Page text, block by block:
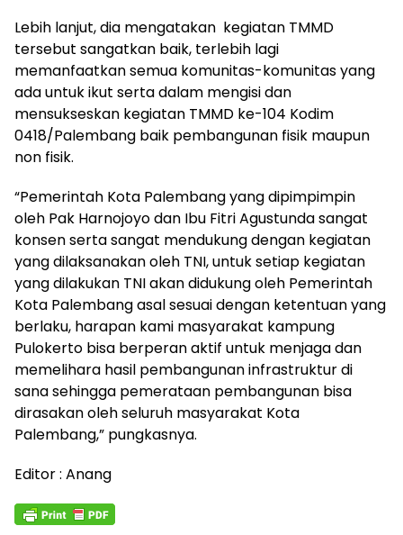
Lebih lanjut, dia mengatakan kegiatan TMMD
tersebut sangatkan baik, terlebih lagi
memanfaatkan semua komunitas-komunitas yang
ada untuk ikut serta dalam mengisi dan
mensukseskan kegiatan TMMD ke-104 Kodim
0418/Palembang baik pembangunan fisik maupun
non fisik.
“Pemerintah Kota Palembang yang dipimpimpin
oleh Pak Harnojoyo dan Ibu Fitri Agustunda sangat
konsen serta sangat mendukung dengan kegiatan
yang dilaksanakan oleh TNI, untuk setiap kegiatan
yang dilakukan TNI akan didukung oleh Pemerintah
Kota Palembang asal sesuai dengan ketentuan yang
berlaku, harapan kami masyarakat kampung
Pulokerto bisa berperan aktif untuk menjaga dan
memelihara hasil pembangunan infrastruktur di
sana sehingga pemerataan pembangunan bisa
dirasakan oleh seluruh masyarakat Kota
Palembang,” pungkasnya.
Editor : Anang